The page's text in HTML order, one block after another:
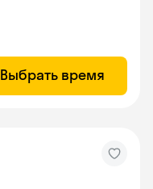
Выбрать время